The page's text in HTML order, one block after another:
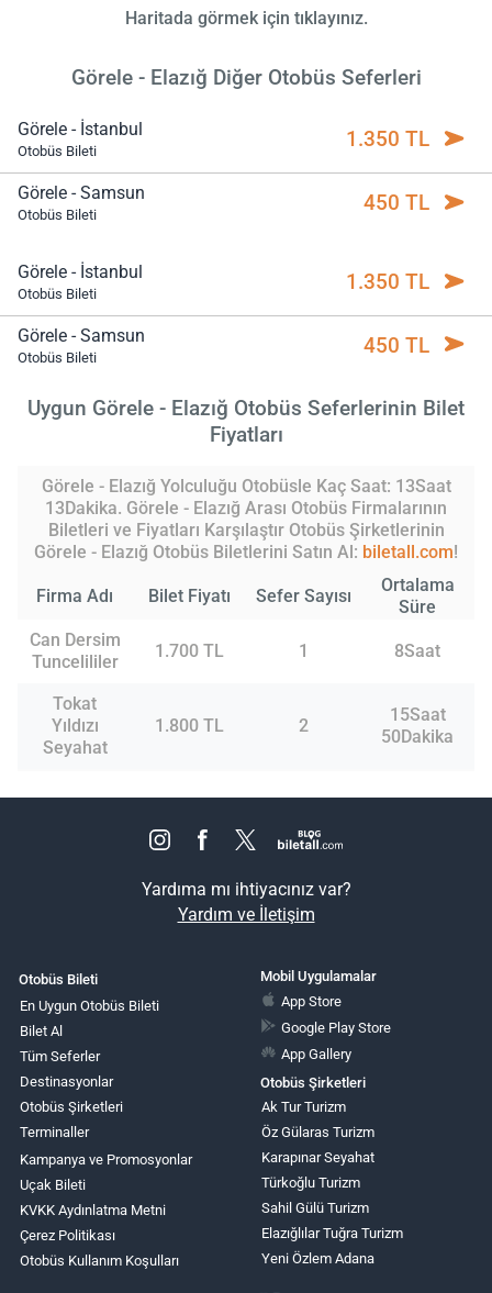
Haritada görmek için tıklayınız.
Görele - Elazığ Diğer Otobüs Seferleri
Görele - İstanbul
Otobüs Bileti 1.350 TL
Görele - Samsun
Otobüs Bileti 450 TL
Görele - İstanbul
Otobüs Bileti 1.350 TL
Görele - Samsun
Otobüs Bileti 450 TL
Uygun Görele - Elazığ Otobüs Seferlerinin Bilet
Fiyatları
Görele - Elazığ Yolculuğu Otobüsle Kaç Saat: 13Saat
13Dakika. Görele - Elazığ Arası Otobüs Firmalarının
Biletleri ve Fiyatları Karşılaştır Otobüs Şirketlerinin
Görele - Elazığ Otobüs Biletlerini Satın Al: biletall.com!
Firma Adı Bilet Fiyatı Sefer Sayısı
Ortalama
Süre
Can Dersim
Tuncelililer
1.700 TL 1 8Saat
Tokat
Yıldızı
Seyahat
1.800 TL 2
15Saat
50Dakika
Yardıma mı ihtiyacınız var?
Yardım ve İletişim
Otobüs Bileti
En Uygun Otobüs Bileti
Bilet Al
Tüm Seferler
Destinasyonlar
Otobüs Şirketleri
Terminaller
Kampanya ve Promosyonlar
Uçak Bileti
KVKK Aydınlatma Metni
Çerez Politikası
Otobüs Kullanım Koşulları
Mobil Uygulamalar
App Store
Google Play Store
App Gallery
Otobüs Şirketleri
Ak Tur Turizm
Öz Gülaras Turizm
Karapınar Seyahat
Türkoğlu Turizm
Sahil Gülü Turizm
Elazığlılar Tuğra Turizm
Yeni Özlem Adana